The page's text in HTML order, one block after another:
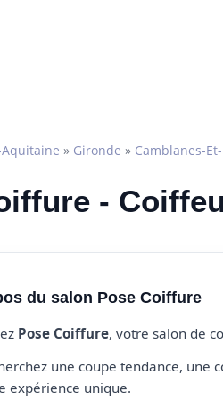
» Gironde » Camblanes-
-
du salon Pose Coiffure
Pose Coiffure, votre salon de
une coupe tendance,
expérience unique.